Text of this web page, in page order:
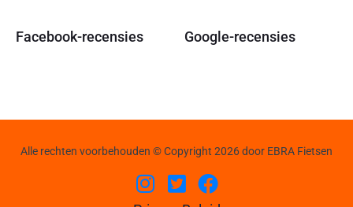
Facebook-recensies Google-recensies
Alle rechten voorbehouden © Copyright 2026 door EBRA Fietsen